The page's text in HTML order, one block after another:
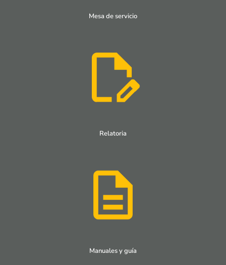
Mesa de servicio
Relatoria
Manuales y guía